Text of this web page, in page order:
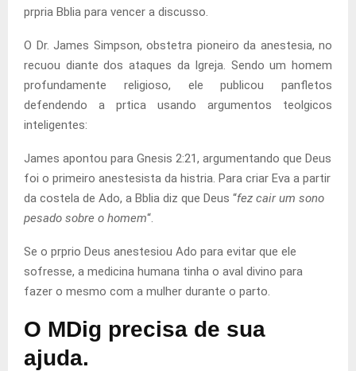
prpria Bblia para vencer a discusso.
O Dr. James Simpson, obstetra pioneiro da anestesia, no
recuou diante dos ataques da Igreja. Sendo um homem
profundamente religioso, ele publicou panfletos
defendendo a prtica usando argumentos teolgicos
inteligentes:
James apontou para Gnesis 2:21, argumentando que Deus
foi o primeiro anestesista da histria. Para criar Eva a partir
da costela de Ado, a Bblia diz que Deus “fez cair um sono
pesado sobre o homem“.
Se o prprio Deus anestesiou Ado para evitar que ele
sofresse, a medicina humana tinha o aval divino para
fazer o mesmo com a mulher durante o parto.
O MDig precisa de sua
ajuda.